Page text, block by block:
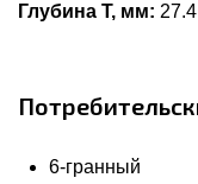
Глубина Т, мм: 27.4
6-гранный